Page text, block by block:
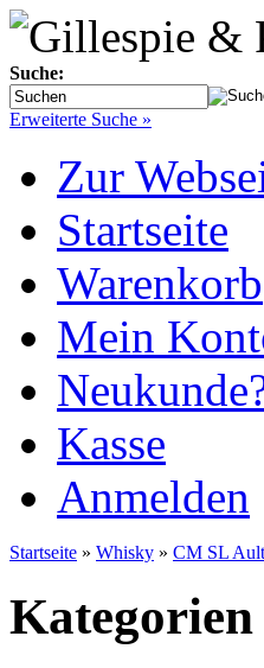
Suche:
Erweiterte Suche »
Zur
Startseite
Warenkorb
Mein
Kasse
Anmelden
Startseite » Whisky » CM SL
Kategorien